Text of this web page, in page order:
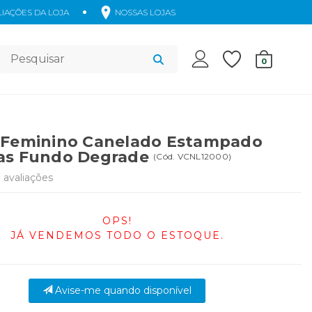
DA LOJA NOSSAS LOJAS
Acessórios 0
Canelado Estampado
Fundo Degrade (Cód. VCNL12000)
avaliações
OPS!
JÁ VENDEMOS TODO O ESTOQUE.
Avise-me quando disponível